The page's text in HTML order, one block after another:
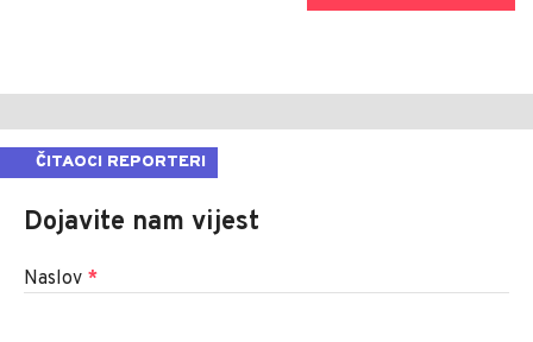
ČITAOCI REPORTERI
Dojavite nam vijest
Naslov *